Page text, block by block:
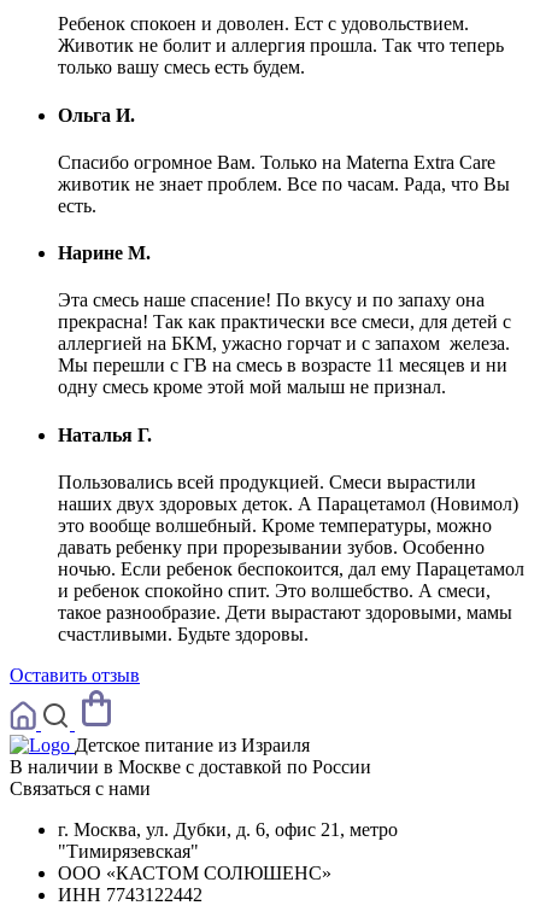
Ребенок спокоен и доволен. Ест с удовольствием.
Животик не болит и аллергия прошла. Так что теперь
только вашу смесь есть будем.
Ольга И.
Спасибо огромное Вам. Только на Materna Extra Care
животик не знает проблем. Все по часам. Рада, что Вы
есть.
Нарине М.
Эта смесь наше спасение! По вкусу и по запаху она
прекрасна! Так как практически все смеси, для детей с
аллергией на БКМ, ужасно горчат и с запахом железа.
Мы перешли с ГВ на смесь в возрасте 11 месяцев и ни
одну смесь кроме этой мой малыш не признал.
Наталья Г.
Пользовались всей продукцией. Смеси вырастили
наших двух здоровых деток. А Парацетамол (Новимол)
это вообще волшебный. Кроме температуры, можно
давать ребенку при прорезывании зубов. Особенно
ночью. Если ребенок беспокоится, дал ему Парацетамол
и ребенок спокойно спит. Это волшебство. А смеси,
такое разнообразие. Дети вырастают здоровыми, мамы
счастливыми. Будьте здоровы.
Оставить отзыв
Детское питание из Израиля
В наличии в Москве с доставкой по России
Связаться с нами
г. Москва, ул. Дубки, д. 6, офис 21, метро
"Тимирязевская"
ООО «КАСТОМ СОЛЮШЕНС»
ИНН 7743122442